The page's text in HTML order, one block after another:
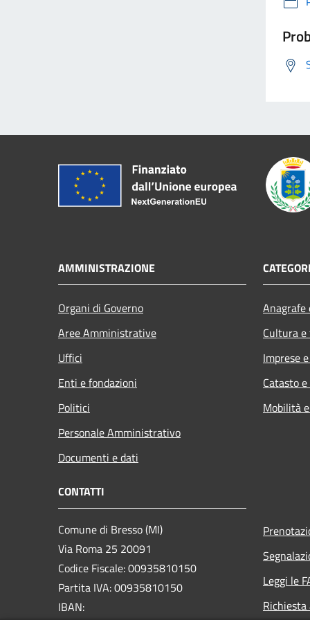
AMMINISTRAZIONE
Organi di Governo
Aree Amministrative
Uffici
Enti e fondazioni
Politici
Personale Amministrativo
Documenti e dati
Cultura
Imprese
Catasto
Mobilità
CONTATTI
Comune di Bresso (MI)
Via Roma 25 20091
Codice Fiscale: 00935810150
Partita IVA: 00935810150
IBAN:
Leggi le